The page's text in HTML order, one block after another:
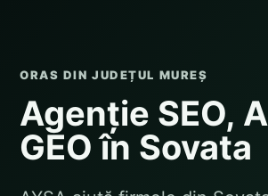
ORAS DIN JUDEȚUL MUREȘ
Agenție SEO,
GEO în Sovata